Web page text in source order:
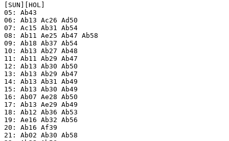
[SUN][HOL]
05: Ab43
06: Ab13 Ac26 Ad50
07: Ac15 Ab31 Ab54
08: Ab11 Ae25 Ab47 Ab58
09: Ab18 Ab37 Ab54
10: Ab13 Ab27 Ab48
11: Ab11 Ab29 Ab47
12: Ab13 Ab30 Ab50
13: Ab13 Ab29 Ab47
14: Ab13 Ab31 Ab49
15: Ab13 Ab30 Ab49
16: Ab07 Ae28 Ab50
17: Ab13 Ae29 Ab49
18: Ab12 Ab36 Ab53
19: Ae16 Ab32 Ab56
20: Ab16 Af39
21: Ab02 Ab30 Ab58